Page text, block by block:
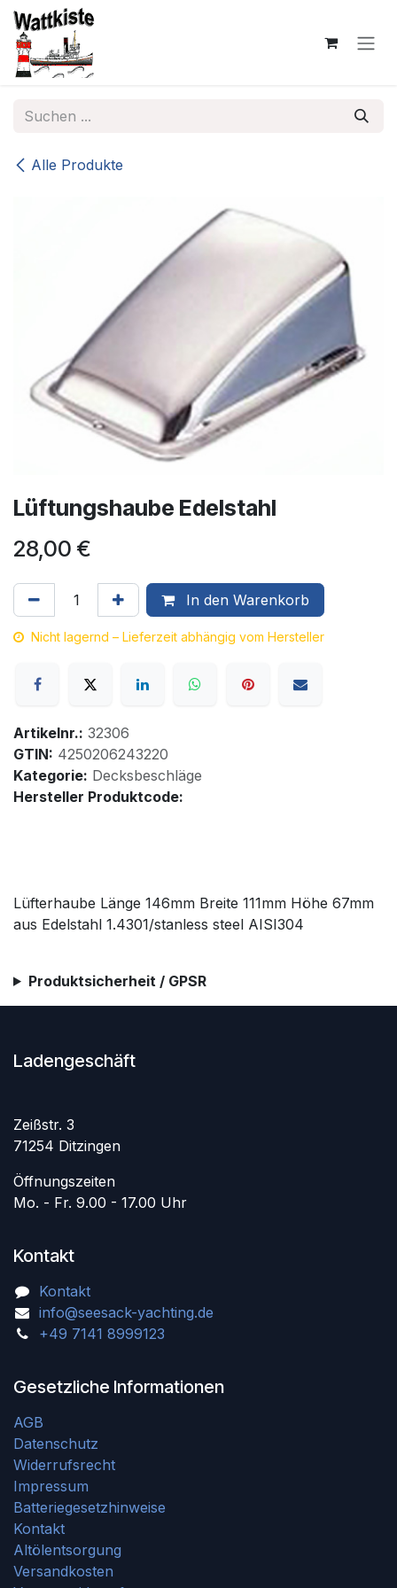
Zum Inhalt springen
Alle Produkte
Lüftungshaube Edelstahl
28,00 €
In den Warenkorb
Nicht lagernd – Lieferzeit abhängig vom Hersteller
Artikelnr.: 32306
GTIN: 4250206243220
Kategorie: Decksbeschläge
Hersteller Produktcode:
Lüfterhaube Länge 146mm Breite 111mm Höhe 67mm
aus Edelstahl 1.4301/stanless steel AISI304
Produktsicherheit / GPSR
Ladengeschäft
Zeißstr. 3
71254 Ditzingen
Öffnungszeiten
Mo. - Fr. 9.00 - 17.00 Uhr
Kontakt
Kontakt
info@seesack-yachting.de
+49 7141 8999123
Gesetzliche Informationen
AGB
Datenschutz
Widerrufsrecht
Impressum
Batteriegesetzhinweise
Kontakt
Altölentsorgung
Versandkosten